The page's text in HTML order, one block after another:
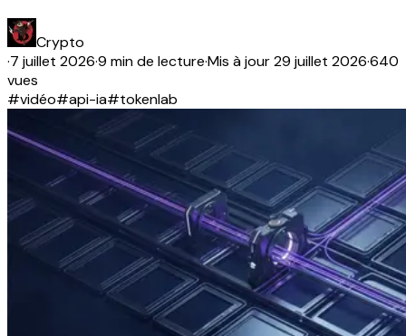
Crypto
·7 juillet 2026·9 min de lecture·Mis à jour29 juillet 2026·640
vues
#vidéo#api-ia#tokenlab